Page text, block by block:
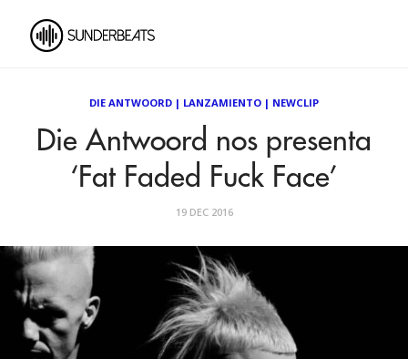
DIE ANTWOORD | LANZAMIENTO | NEWCLIP
Die Antwoord nos presenta
‘Fat Faded Fuck Face’
19 DEC 2016